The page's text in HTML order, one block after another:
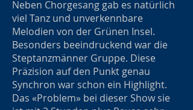
Neben Chorgesang gab es natürlich
viel Tanz und unverkennbare
Melodien von der Grünen Insel.
Besonders beeindruckend war die
Steptanzmänner Gruppe. Diese
Präzision auf den Punkt genau
Synchron war schon ein Highlight.
Das «Problem» bei dieser Show sie